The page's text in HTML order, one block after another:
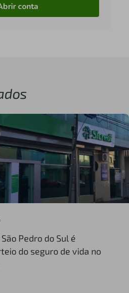
conta
Pedro do Sul é
do seguro de vida no